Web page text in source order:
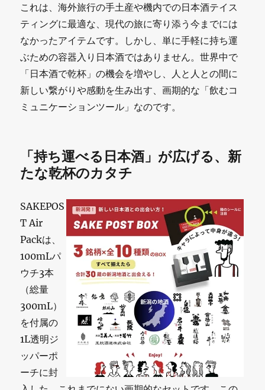
これは、海外旅行の手土産や機内での日本酒テイス
ティングに最適な、現代の旅に寄り添う今までには
なかったアイテムです。しかし、単に手軽に持ち運
ぶための容器入り日本酒ではありません。世界中で
「日本酒で乾杯」の機会を増やし、人と人との間に
新しい繋がりや感動を生み出す、画期的な「飲むコ
ミュニケーションツール」なのです。
「持ち運べる日本酒」が広げる、新
たな乾杯のカタチ
SAKEPOS
T Air
Packは、
100mLパ
ウチ3本
（総量
300mL）
を付属の
1L透明ジ
ッパーポ
ーチに封